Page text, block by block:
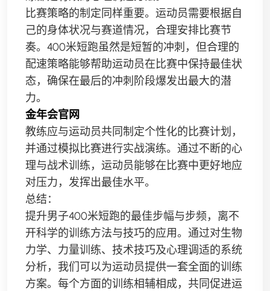
比赛策略的制定同样重要。运动员需要根据自
己的身体状况与赛道情况，合理安排比赛节
奏。400米短跑虽然是短暂的冲刺，但合理的
配速策略能够帮助运动员在比赛中保持最佳状
态，确保在最后的冲刺阶段爆发出最大的潜
力。
金年会官网
教练应与运动员共同制定个性化的比赛计划，
并通过模拟比赛进行实战演练。通过不断的心
理与战术训练，运动员能够在比赛中更好地应
对压力，发挥出最佳水平。
总结：
提升男子400米短跑的最佳步幅与步频，离不
开科学的训练方法与技巧的应用。通过对生物
力学、力量训练、技术技巧及心理调适的系统
分析，我们可以为运动员提供一套全面的训练
方案。每个方面的训练相辅相成，共同促进运